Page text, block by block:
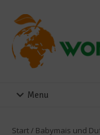
Menu
Start/ Babymais und